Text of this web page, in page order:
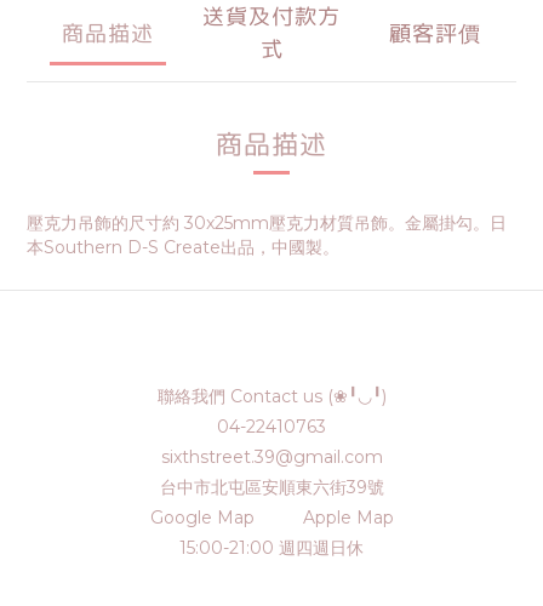
商品描述
送貨及付款方
式
顧客評價
商品描述
壓克力吊飾的尺寸約 30x25mm壓克力材質吊飾。金屬掛勾。日
本Southern D-S Create出品，中國製。
聯絡我們 Contact us (❀╹◡╹)
04-22410763
sixthstreet.39@gmail.com
台中市北屯區安順東六街39號
Google Map
Apple Map
15:00-21:00 週四週日休